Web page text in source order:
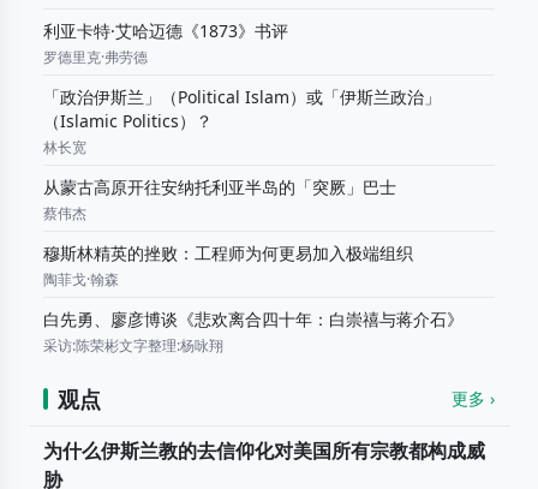
利亚卡特·艾哈迈德《1873》书评
罗德里克·弗劳德
「政治伊斯兰」（Political Islam）或「伊斯兰政治」
（Islamic Politics）？
林长宽
从蒙古高原开往安纳托利亚半岛的「突厥」巴士
蔡伟杰
穆斯林精英的挫败：工程师为何更易加入极端组织
陶菲戈·翰森
白先勇、廖彦博谈《悲欢离合四十年：白崇禧与蒋介石》
采访:陈荣彬文字整理:杨咏翔
观点 更多 ›
为什么伊斯兰教的去信仰化对美国所有宗教都构成威
胁